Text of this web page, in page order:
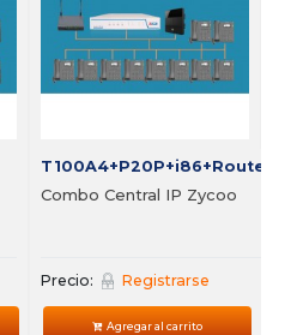
T100A4+P20P+i86+Router
Combo Central IP Zycoo
Precio: Registrarse
Agregar al carrito